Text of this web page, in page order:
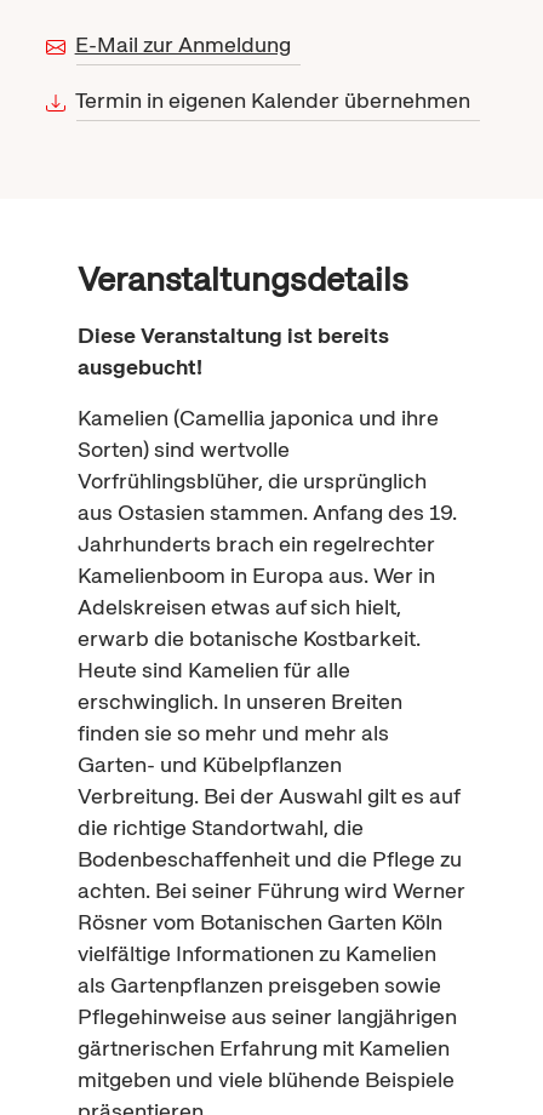
E-Mail zur Anmeldung
Termin in eigenen Kalender übernehmen
Veranstaltungsdetails
Diese Veranstaltung ist bereits
ausgebucht!
Kamelien (Camellia japonica und ihre
Sorten) sind wertvolle
Vorfrühlingsblüher, die ursprünglich
aus Ostasien stammen. Anfang des 19.
Jahrhunderts brach ein regelrechter
Kamelienboom in Europa aus. Wer in
Adelskreisen etwas auf sich hielt,
erwarb die botanische Kostbarkeit.
Heute sind Kamelien für alle
erschwinglich. In unseren Breiten
finden sie so mehr und mehr als
Garten- und Kübelpflanzen
Verbreitung. Bei der Auswahl gilt es auf
die richtige Standortwahl, die
Bodenbeschaffenheit und die Pflege zu
achten. Bei seiner Führung wird Werner
Rösner vom Botanischen Garten Köln
vielfältige Informationen zu Kamelien
als Gartenpflanzen preisgeben sowie
Pflegehinweise aus seiner langjährigen
gärtnerischen Erfahrung mit Kamelien
mitgeben und viele blühende Beispiele